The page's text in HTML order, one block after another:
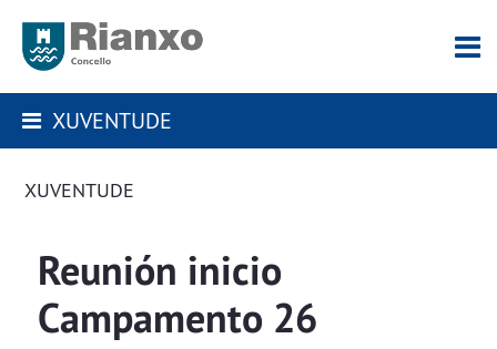
XUVENTUDE
XUVENTUDE
Reunión inicio
Campamento 26